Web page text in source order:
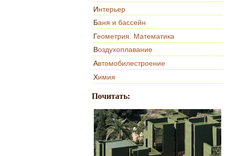
Интерьер
Баня и бассейн
Геометрия. Математика
Воздухоплавание
Автомобилестроение
Химия
Почитать: